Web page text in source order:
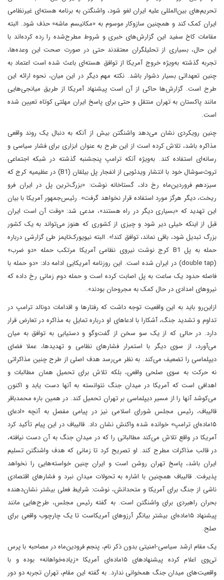
تحریم‌های بین‌المللی علیه ایران لغو شود، واشنگتن به برنامه هسته‌ای غیرنظامی
ایران کمک کند و همچنین سازوکار موسوم به «مکانیسم ماشه» حذف شود. البته
مقامات کاخ سفید این گزارش‌های خبری و شروط مطرح‌شده را رده کرده‌اند با
این حال، بسیاری از تحلیلگران معتقدند حتی در صورت صحت این وعده‌ها،
تجربه گذشته به‌ویژه خروج آمریکا از توافق هسته‌ای باعث شده است اعتماد به
چنین تعهداتی بسیار دشوار باشد. نکته مهم دیگر در این میان، نحوه ارائه این
طرح است. گزارش‌ها حاکی از آن است پیشنهاد آمریکا از طریق میانجی‌هایی
مانند پاکستان به تهران منتقل و حتی برای پاسخ ایران مهلتی کوتاه تعیین شده
است.
چنین رویکردی نشان می‌دهد واشنگتن بیش از آنکه به دنبال یک روند واقعی
مذاکره باشد، تلاش کرده است از این طرح به‌ عنوان ابزاری برای فشار سیاسی و
رسانه‌ای استفاده کند. به‌ویژه آنکه ترامپ پنجشنبه گذشته در شبکه اجتماعی
تروث‌سوشال خود با انتشار ویدئویی از انفجار پل بیلقان (B1) در عظیمیه کرج که
سیزدهم فروردین‌ماه رخ داد، گستاخانه نوشت: «بزرگ‌ترین پل در ایران فرو
ریخت، دیگر هرگز مورد استفاده قرار نخواهد گرفت». رئیس‌جمهور آمریکا با بیان
این تهدید که «بسیاری دیگر در راه هستند»، مدعی شد: «وقت آن است ایران
قبل از اینکه خیلی دیر شود و چیزی از کشوری که هنوز می‌تواند به یک کشور
بزرگ تبدیل شود، باقی نماند، توافق کند!». البته نیویورک‌تایمز طی گزارشی درباره
حمله به پل B1 کرج نوشت نیروی نظامی آمریکا مرتکب حمله «دو ضرب»
(double tap) در ایران شده است. این روزنامه آمریکایی ادامه داد: «دو حمله با
فاصله حدود یک ساعت به پل اصابت کرده است و حمله دوم زمانی رخ داده که
نیروهای امدادی در حال کمک به مجروحان بودند».
ازاین‌رو باید به این واقعیت توجه داشت که رفتارها و اقدامات دونالد ترامپ در
تداوم و تشدید جنگ، آشکارا با ادعاهای او درباره تمایل به مذاکره در تعارض قرار
دارد. در حالی که از یک سو سخن از گفت‌وگو و دستیابی به توافق به میان
می‌آورد، از سوی دیگر با استمرار فشارهای نظامی و تهدیدها، عملا فضای
دیپلماسی را تضعیف می‌کند. به نظر می‌رسد هدف اصلی از طرح چنین مذاکراتی
نه حرکت به سوی صلحی واقعی، بلکه تلاش برای تحمیل همان مطالبات و
اهدافی است که آمریکا در میدان جنگ نتوانسته به آنها دست یابد و اکنون
می‌کوشد آنها را از مسیر دیپلماسی بر تهران تحمیل کند. در همین باره محمدباقر
قالیباف، رئیس مجلس شورای اسلامی نیز در پیامی مفصل به آنچه «ادعای
۱۵ماده‌ای ترامپ» خوانده شده واکنش نشان داد. قالیباف در این پیام تأکید کرد
آمریکا در واقع تلاش می‌کند مطالباتی را که در میدان جنگ به آن دست نیافته،
در قالب مذاکرات مطرح کند. او تصریح کرد تا زمانی که هدف واشنگتن تسلیم
ایران باشد، پاسخ تهران روشن است و ایران چنین خواسته‌هایی را نخواهد
پذیرفت. قالیباف همچنین با اشاره به تحولات میدان نبرد و فشارهای اقتصادی
ناشی از جنگ برای آمریکا و متحدانش، نوشت: شرایط فعلی بیشتر نشان‌دهنده
بحران راهبردی برای واشنگتن است. به گفته رئیس مجلس، طرح‌هایی مانند
پیشنهاد ۱۵ماده‌ای بیشتر بیانگر آرزوهای آمریکاست تا یک چارچوب واقعی برای
صلح.
یک مقام ارشد سیاسی-امنیتی بدون ذکر نام، پنجم فرودین‌ماه در مصاحبه با پرس
تی‌وی اعلام کرده پیشنهادهای ۱۵‌ماده‌ای آمریکا «زیاده‌خواهانه» بوده و با
واقعیت‌های میدان جنگ همخوانی ندارد. به گفته این مقام، تهران تجربه دو دور